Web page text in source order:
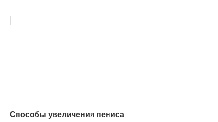
Способы увеличения пениса